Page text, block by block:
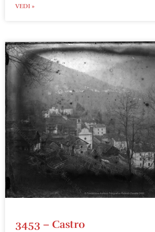
VEDI »
3453 – Castro